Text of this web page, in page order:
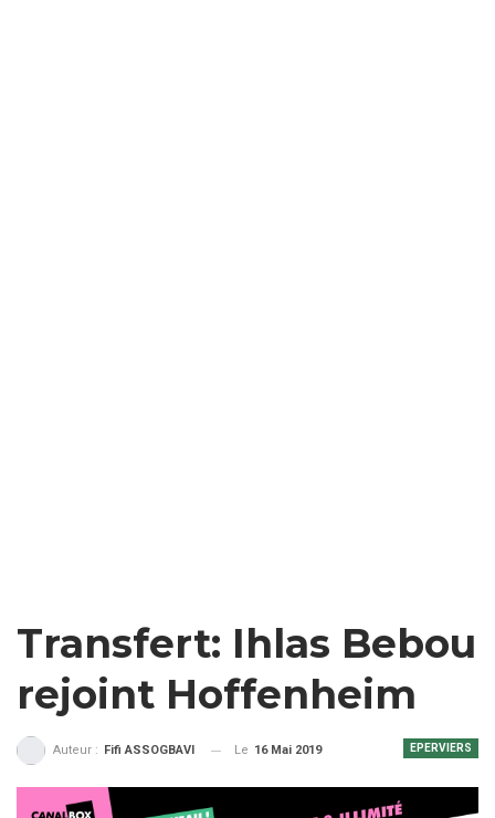
Transfert: Ihlas Bebou
rejoint Hoffenheim
EPERVIERS
Auteur : Fifi ASSOGBAVI Le 16 Mai 2019